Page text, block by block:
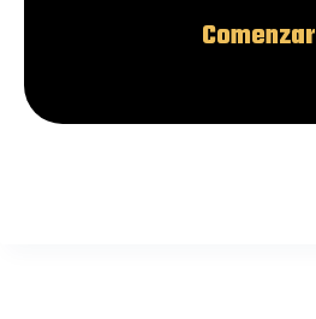
Comenzar